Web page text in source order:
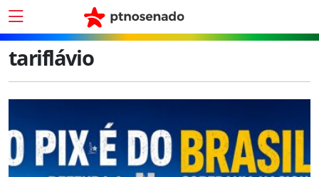
tariflávio